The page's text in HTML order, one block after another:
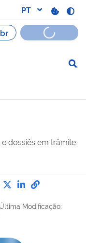
dossiês em trâmite
no
Compartilhe no
Compartilhe no
Compartilhe
Última Modificação: